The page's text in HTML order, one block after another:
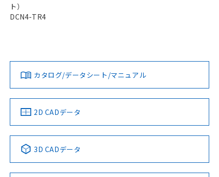
ト）
DCN4-TR4
カタログ/データシート/マニュアル
2D CADデータ
3D CADデータ
用者の範囲」に記載されている法人を
指します。
とができます。
※本証明書は発行日時点で非含有を証明す
るもので、過去に遡って非含有を証明する
ものではありません。
また、RoHS指令のフタル酸エステル類４
物質の対応では、対応完了までの期間は出
荷製品に未対応品が混在することから備考
り、2022年1月12日より割愛しておりま
す。